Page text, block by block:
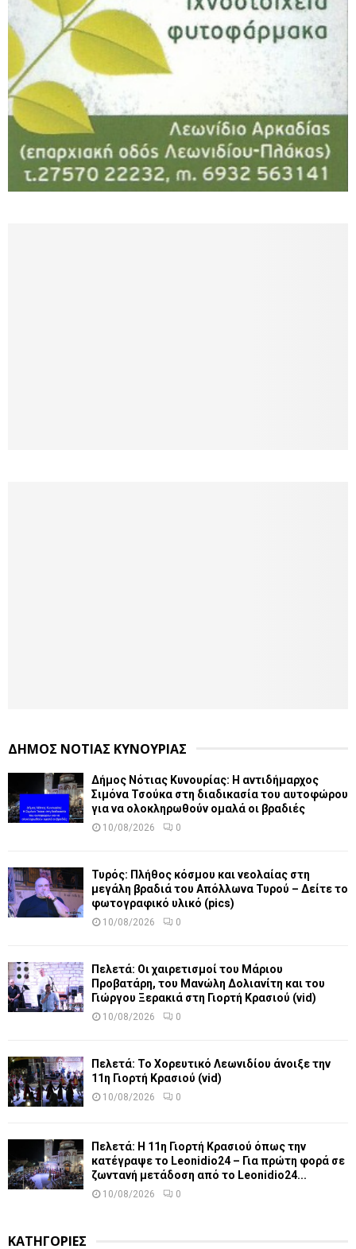
ΔΗΜΟΣ ΝΟΤΙΑΣ ΚΥΝΟΥΡΙΑΣ
Δήμος Νότιας Κυνουρίας: Η αντιδήμαρχος
Σιμόνα Τσούκα στη διαδικασία του αυτοφώρου
για να ολοκληρωθούν ομαλά οι βραδιές
10/08/2026 0
Τυρός: Πλήθος κόσμου και νεολαίας στη
μεγάλη βραδιά του Απόλλωνα Τυρού – Δείτε το
φωτογραφικό υλικό (pics)
10/08/2026 0
Πελετά: Οι χαιρετισμοί του Μάριου
Προβατάρη, του Μανώλη Δολιανίτη και του
Γιώργου Ξερακιά στη Γιορτή Κρασιού (vid)
10/08/2026 0
Πελετά: Το Χορευτικό Λεωνιδίου άνοιξε την
11η Γιορτή Κρασιού (vid)
10/08/2026 0
Πελετά: Η 11η Γιορτή Κρασιού όπως την
κατέγραψε το Leonidio24 – Για πρώτη φορά σε
ζωντανή μετάδοση από το Leonidio24...
10/08/2026 0
ΚΑΤΗΓΟΡΙΕΣ